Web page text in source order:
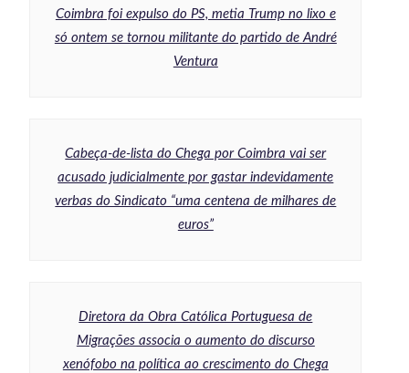
Coimbra foi expulso do PS, metia Trump no lixo e
só ontem se tornou militante do partido de André
Ventura
Cabeça-de-lista do Chega por Coimbra vai ser
acusado judicialmente por gastar indevidamente
verbas do Sindicato “uma centena de milhares de
euros”
Diretora da Obra Católica Portuguesa de
Migrações associa o aumento do discurso
xenófobo na política ao crescimento do Chega